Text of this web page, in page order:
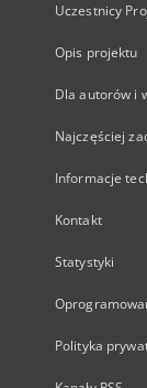
Uczestnicy
Opis projektu
Dla autorów i
Najczęściej
Informacje
Kontakt
Statystyki
Polityka